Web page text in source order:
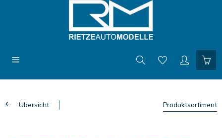
Übersicht Produktsortiment